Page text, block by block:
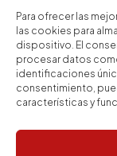
Para ofrecer las
las cookies para
dispositivo. El
procesar datos
identificaciones
consentimiento,
características y
Vila de Gràcia
La Sagrada
El Gòtic
El Fort Pienc